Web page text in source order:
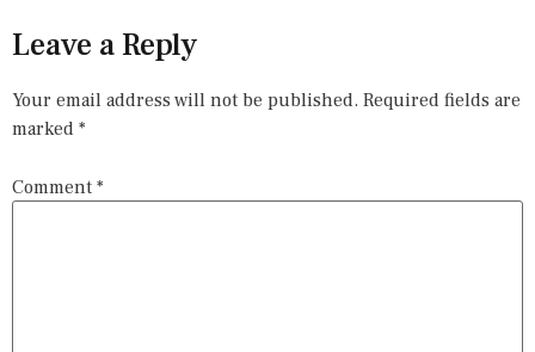
Leave a Reply
Your email address will not be published. Required fields are
marked *
Comment *